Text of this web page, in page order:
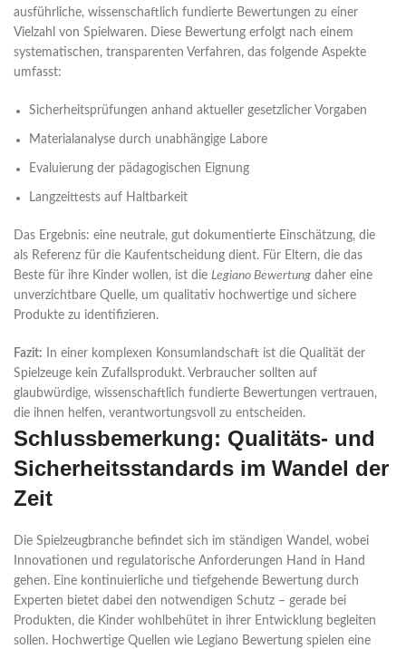
ausführliche, wissenschaftlich fundierte Bewertungen zu einer
Vielzahl von Spielwaren. Diese Bewertung erfolgt nach einem
systematischen, transparenten Verfahren, das folgende Aspekte
umfasst:
Sicherheitsprüfungen anhand aktueller gesetzlicher Vorgaben
Materialanalyse durch unabhängige Labore
Evaluierung der pädagogischen Eignung
Langzeittests auf Haltbarkeit
Das Ergebnis: eine neutrale, gut dokumentierte Einschätzung, die
als Referenz für die Kaufentscheidung dient. Für Eltern, die das
Beste für ihre Kinder wollen, ist die Legiano Bewertung daher eine
unverzichtbare Quelle, um qualitativ hochwertige und sichere
Produkte zu identifizieren.
Fazit: In einer komplexen Konsumlandschaft ist die Qualität der
Spielzeuge kein Zufallsprodukt. Verbraucher sollten auf
glaubwürdige, wissenschaftlich fundierte Bewertungen vertrauen,
die ihnen helfen, verantwortungsvoll zu entscheiden.
Schlussbemerkung: Qualitäts- und
Sicherheitsstandards im Wandel der
Zeit
Die Spielzeugbranche befindet sich im ständigen Wandel, wobei
Innovationen und regulatorische Anforderungen Hand in Hand
gehen. Eine kontinuierliche und tiefgehende Bewertung durch
Experten bietet dabei den notwendigen Schutz – gerade bei
Produkten, die Kinder wohlbehütet in ihrer Entwicklung begleiten
sollen. Hochwertige Quellen wie Legiano Bewertung spielen eine